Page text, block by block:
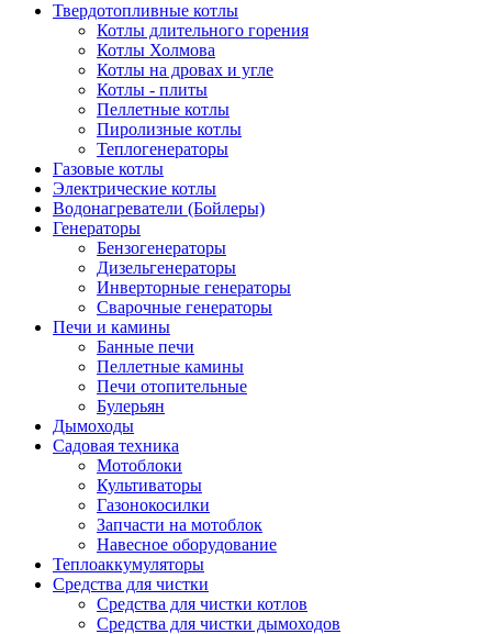
Твердотопливные котлы
Котлы длительного горения
Котлы Холмова
Котлы на дровах и угле
Котлы - плиты
Пеллетные котлы
Пиролизные котлы
Теплогенераторы
Газовые котлы
Электрические котлы
Водонагреватели (Бойлеры)
Генераторы
Бензогенераторы
Дизельгенераторы
Инверторные генераторы
Сварочные генераторы
Печи и камины
Банные печи
Пеллетные камины
Печи отопительные
Булерьян
Дымоходы
Садовая техника
Мотоблоки
Культиваторы
Газонокосилки
Запчасти на мотоблок
Навесное оборудование
Теплоаккумуляторы
Средства для чистки
Средства для чистки котлов
Средства для чистки дымоходов